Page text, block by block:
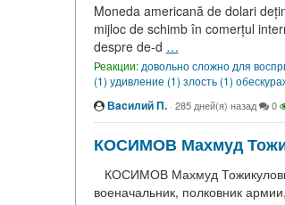
Moneda americană de dolari
mijloc de schimb în comerțul
despre de-d …
Реакции: довольно сложно для
(1) удивление (1) злость (1)
Вacилий П. · 285 дней(я) назад 0
КОСИМОВ Махмуд
КОСИМОВ Махмуд
военачальник, полковник